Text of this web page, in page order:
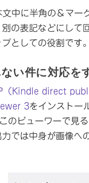
中に半角の＆マー
の表記などにして
としての役割です。
い件に対応を
（Kindle direct
3をインストー
のビューワーで見
では中身が画像へ